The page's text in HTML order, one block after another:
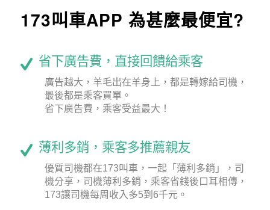
173叫車APP 為甚麼最便宜?
省下廣告費，直接回饋給乘客
廣告越大，羊毛出在羊身上，都是轉嫁給司機，
最後都是乘客買單。
省下廣告費，乘客受益最大！
薄利多銷，乘客多推薦親友
優質司機都在173叫車，一起「薄利多銷」，司
機分享，司機薄利多銷，乘客省錢後口耳相傳，
173讓司機每周收入多5到6千元。